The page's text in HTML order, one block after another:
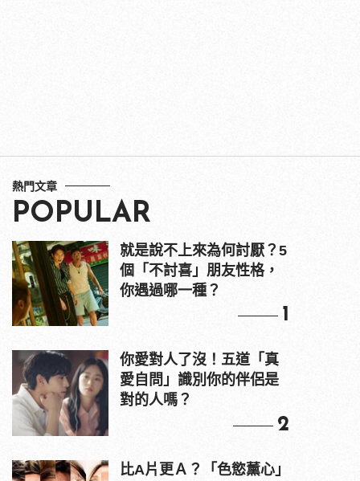
熱門文章
POPULAR
就是說不上來為何討厭？5
個「不討喜」朋友性格，
你遇過哪一種？
1
你愛對人了沒！五道「真
愛自問」識別你的伴侶是
對的人嗎？
2
比A片更Ａ？「色慾薰心」